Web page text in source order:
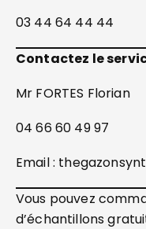
03 44 64 44 44
Contactez le
Mr FORTES Florian
04 66 60 49 97
Email :
Vous pouvez
d’échantillons